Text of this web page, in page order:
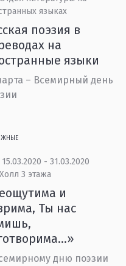
языках
поэзия в
на
языки
– Всемирный день
15.03.2020 - 31.03.2020
Холл 3 этажа
и
Ты нас
дню поэзии